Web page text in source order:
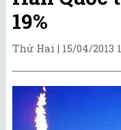
19%
Thứ Hai | 15/04/2013